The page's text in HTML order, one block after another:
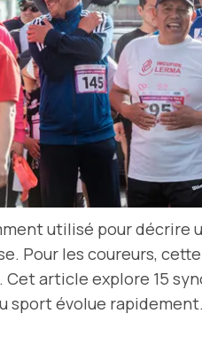
utilisé pour
Pour les coureurs,
article explore 15
sport évolue rapidement.